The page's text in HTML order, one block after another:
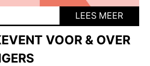
LEES MEER
VOOR & OVER